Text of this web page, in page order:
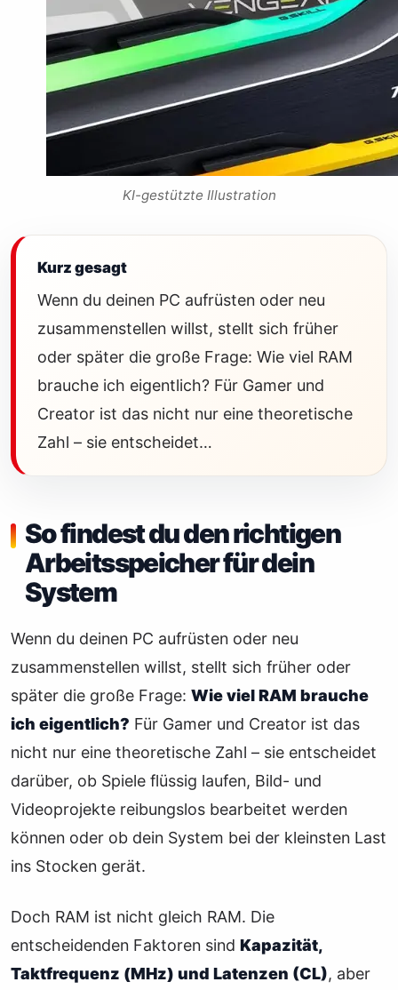
KI-gestützte Illustration
Kurz gesagt
Wenn du deinen PC aufrüsten oder neu
zusammenstellen willst, stellt sich früher
oder später die große Frage: Wie viel RAM
brauche ich eigentlich? Für Gamer und
Creator ist das nicht nur eine theoretische
Zahl – sie entscheidet…
So findest du den richtigen
Arbeitsspeicher für dein
System
Wenn du deinen PC aufrüsten oder neu
zusammenstellen willst, stellt sich früher oder
später die große Frage: Wie viel RAM brauche
ich eigentlich? Für Gamer und Creator ist das
nicht nur eine theoretische Zahl – sie entscheidet
darüber, ob Spiele flüssig laufen, Bild- und
Videoprojekte reibungslos bearbeitet werden
können oder ob dein System bei der kleinsten Last
ins Stocken gerät.
Doch RAM ist nicht gleich RAM. Die
entscheidenden Faktoren sind Kapazität,
Taktfrequenz (MHz) und Latenzen (CL), aber